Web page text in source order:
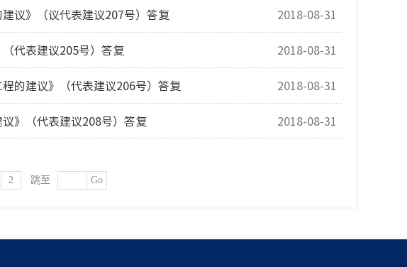
议》（议代表建议207号）答复 2018-08-31
代表建议205号）答复 2018-08-31
的建议》（代表建议206号）答复 2018-08-31
》（代表建议208号）答复 2018-08-31
2 Go
跳至